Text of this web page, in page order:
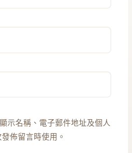
示名稱、電子郵件地址及個人
佈留言時使用。